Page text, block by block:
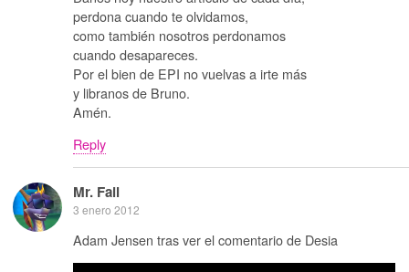
perdona cuando te olvidamos,
como también nosotros perdonamos
cuando desapareces.
Por el bien de EPI no vuelvas a irte más
y libranos de Bruno.
Amén.
Reply
Mr. Fail
3 enero 2012
Adam Jensen tras ver el comentario de Desia